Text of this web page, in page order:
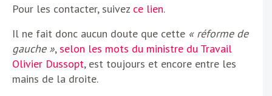
Pour les contacter, suivez ce lien.
Il ne fait donc aucun doute que cette « réforme de
gauche »,selon les mots du ministre du Travail
Olivier Dussopt, est toujours et encore entre les
mains de la droite.